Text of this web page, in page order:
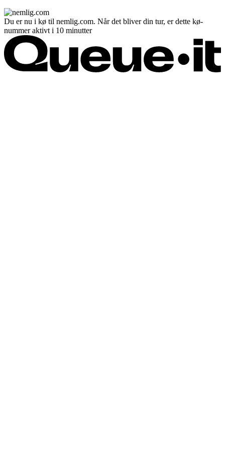
Du er nu i kø til nemlig.com. Når det bliver din tur, er dette kø-
nummer aktivt i 10 minutter